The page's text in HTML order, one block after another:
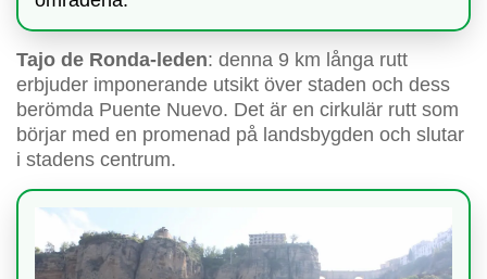
Tajo de Ronda-leden: denna 9 km långa rutt
erbjuder imponerande utsikt över staden och dess
berömda Puente Nuevo. Det är en cirkulär rutt som
börjar med en promenad på landsbygden och slutar
i stadens centrum.